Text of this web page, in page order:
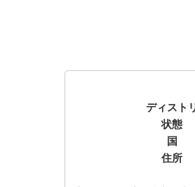
ディスト
状態
国
住所